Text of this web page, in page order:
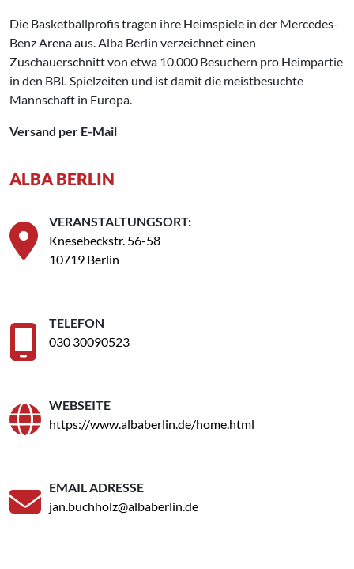
Die Basketballprofis tragen ihre Heimspiele in der Mercedes-
Benz Arena aus. Alba Berlin verzeichnet einen
Zuschauerschnitt von etwa 10.000 Besuchern pro Heimpartie
in den BBL Spielzeiten und ist damit die meistbesuchte
Mannschaft in Europa.
Versand per E-Mail
ALBA BERLIN
VERANSTALTUNGSORT:
Knesebeckstr. 56-58
10719 Berlin
TELEFON
030 30090523
WEBSEITE
https://www.albaberlin.de/home.html
EMAIL ADRESSE
jan.buchholz@albaberlin.de